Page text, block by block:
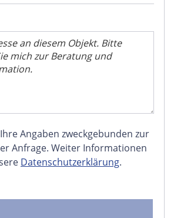
Angaben zweckgebunden zur
Anfrage. Weiter Informationen
Datenschutzerklärung.